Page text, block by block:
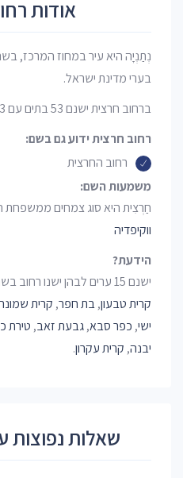
אודות
נְתַנְיָה היא עיר במחוז המרכז,
בערי מדינת ישראל.
ברחוב חרצית ישנם 53 בתים עם 53 מיקודים שונים.
רחוב חרצית ידוע גם בשם:
רחוב החרצית
משמעות השם:
חַרְצִית היא סוג צמחים ממשפחת
ווקיפדיה
הידעת?
ישנם 15 ערים לבהן ישנו רחוב בשם חרצית:
קרית טבעון,בת חפר, קרית
ישי, כפר סבא,גבעת זאב, טירת
יבנה, קרית עקרון.
שאלות נפוצות